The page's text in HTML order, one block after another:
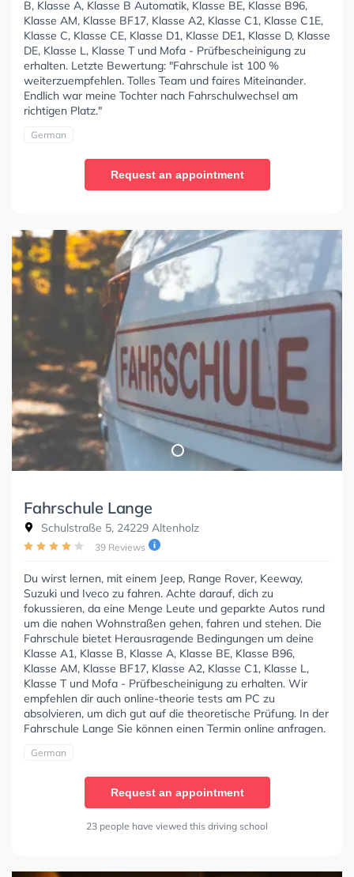
B, Klasse A, Klasse B Automatik, Klasse BE, Klasse B96,
Klasse AM, Klasse BF17, Klasse A2, Klasse C1, Klasse C1E,
Klasse C, Klasse CE, Klasse D1, Klasse DE1, Klasse D, Klasse
DE, Klasse L, Klasse T und Mofa - Prüfbescheinigung zu
erhalten. Letzte Bewertung: "Fahrschule ist 100 %
weiterzuempfehlen. Tolles Team und faires Miteinander.
Endlich war meine Tochter nach Fahrschulwechsel am
richtigen Platz."
German
Request an appointment
Fahrschule Lange
Schulstraße 5, 24229 Altenholz
39 Reviews
Du wirst lernen, mit einem Jeep, Range Rover, Keeway,
Suzuki und Iveco zu fahren. Achte darauf, dich zu
fokussieren, da eine Menge Leute und geparkte Autos rund
um die nahen Wohnstraßen gehen, fahren und stehen. Die
Fahrschule bietet Herausragende Bedingungen um deine
Klasse A1, Klasse B, Klasse A, Klasse BE, Klasse B96,
Klasse AM, Klasse BF17, Klasse A2, Klasse C1, Klasse L,
Klasse T und Mofa - Prüfbescheinigung zu erhalten. Wir
empfehlen dir auch online-theorie tests am PC zu
absolvieren, um dich gut auf die theoretische Prüfung. In der
Fahrschule Lange Sie können einen Termin online anfragen.
German
Request an appointment
23 people have viewed this driving school